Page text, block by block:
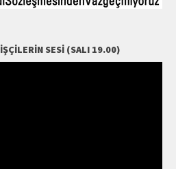
İŞÇILERIN SESI (SALI 19.00)